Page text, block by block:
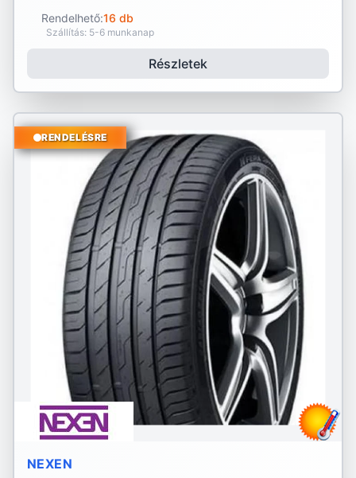
Rendelhető:16 db
Szállítás: 5-6 munkanap
Részletek
RENDELÉSRE
NEXEN